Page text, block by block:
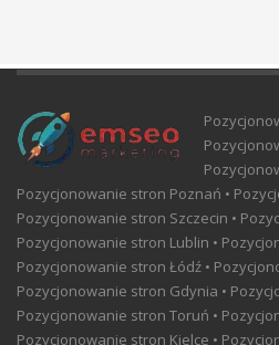
Pozycjonowanie stron Poznań •
Pozycjonowanie stron Szczecin •
Pozycjonowanie stron Lublin •
Pozycjonowanie stron Łódź •
Pozycjonowanie stron Gdynia •
Pozycjonowanie stron Toruń •
Pozycjonowanie stron Kielce •